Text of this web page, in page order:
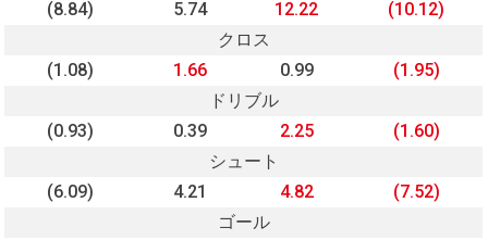
(8.84)
5.74 12.22
(10.12)
クロス
(1.08)
1.66 0.99
(1.95)
ドリブル
(0.93)
0.39 2.25
(1.60)
シュート
(6.09)
4.21 4.82
(7.52)
ゴール